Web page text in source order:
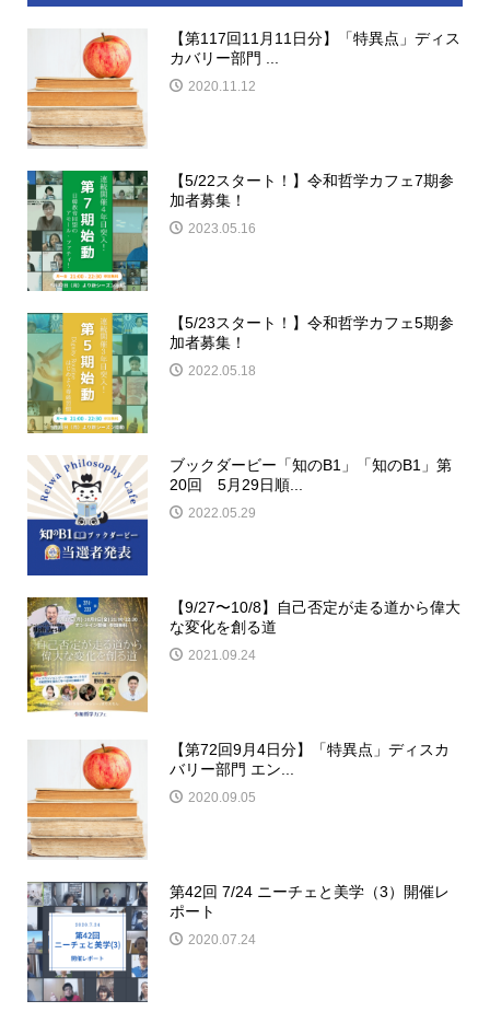
【第117回11月11日分】「特異点」ディス
カバリー部門 ...
2020.11.12
【5/22スタート！】令和哲学カフェ7期参
加者募集！
2023.05.16
【5/23スタート！】令和哲学カフェ5期参
加者募集！
2022.05.18
ブックダービー「知のB1」「知のB1」第
20回 5月29日順...
2022.05.29
【9/27〜10/8】自己否定が走る道から偉大
な変化を創る道
2021.09.24
【第72回9月4日分】「特異点」ディスカ
バリー部門 エン...
2020.09.05
第42回 7/24 ニーチェと美学（3）開催レ
ポート
2020.07.24